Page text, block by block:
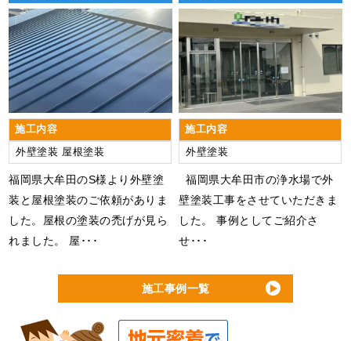
施工内容
外壁塗装 屋根塗装
福岡県大牟田のS様より外壁塗
装と屋根塗装のご依頼がありま
した。屋根の塗装の禿げが見ら
れました。 屋･･･
施工内容
外壁塗装
福岡県大牟田市の浄水場で外
壁塗装工事をさせていただきま
した。 事例としてご紹介さ
せ･･･
施工事例一覧